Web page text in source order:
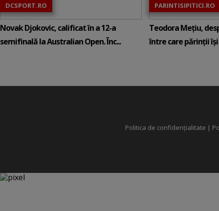
DCSPORT.RO
Novak Djokovic, calificat în a 12-a
semifinală la Australian Open. Înc...
PARINTISIPITICI.RO
Teodora Mețiu,
între care părinții își
Politica de confidențialitate |